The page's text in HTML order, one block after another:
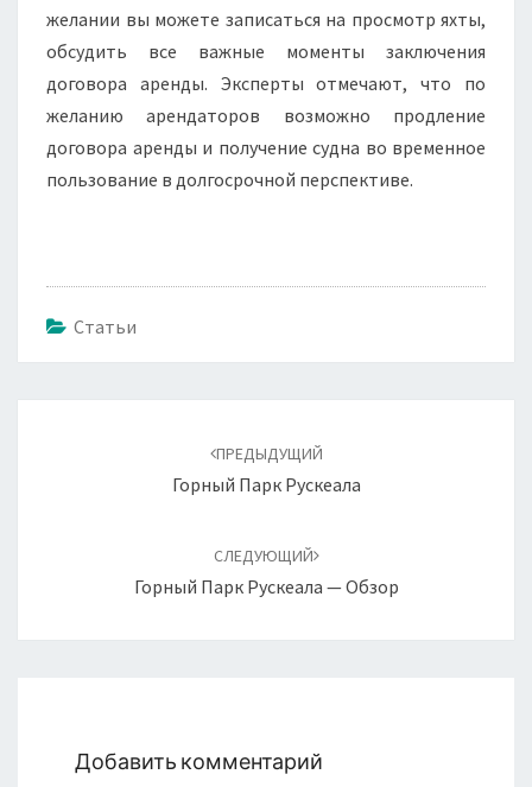
желании вы можете записаться на просмотр яхты,
обсудить все важные моменты заключения
договора аренды. Эксперты отмечают, что по
желанию арендаторов возможно продление
договора аренды и получение судна во временное
пользование в долгосрочной перспективе.
Статьи
ПРЕДЫДУЩИЙ
Горный Парк Рускеала
СЛЕДУЮЩИЙ
Горный Парк Рускеала — Обзор
Добавить комментарий